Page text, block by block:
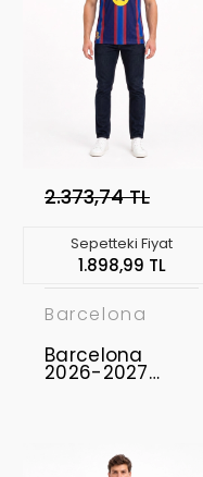
2.373,74 TL
Sepetteki Fiyat
1.898,99 TL
Barcelona
Barcelona
2026-2027